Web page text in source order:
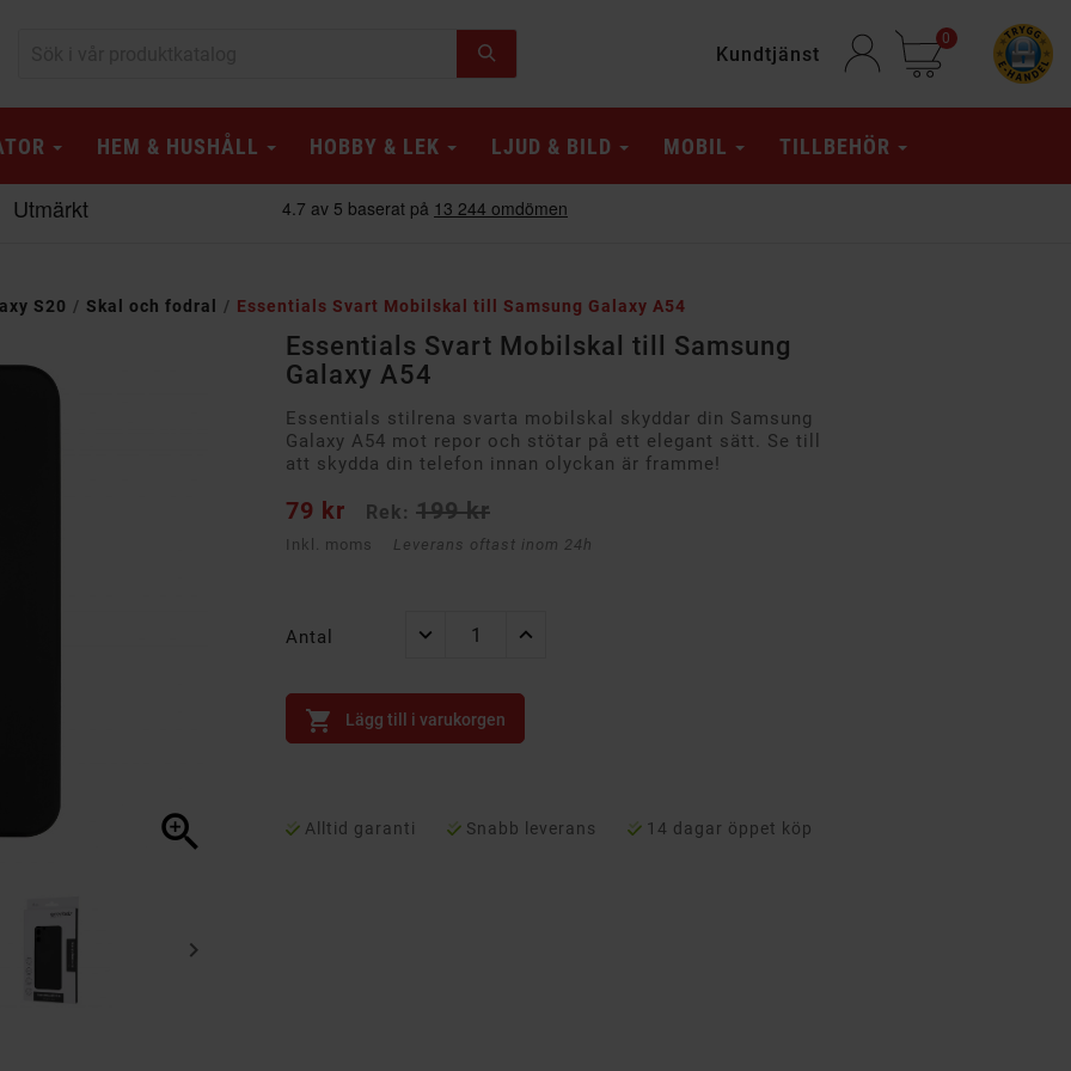
Kundtjänst
0
HEM & HUSHÅLL HOBBY & LEK LJUD & BILD MOBIL TILLBEHÖR
S20 Skal och fodral Essentials Svart Mobilskal till Samsung Galaxy A54


Essentials Svart Mobilskal till Samsung
Galaxy A54
Essentials stilrena svarta mobilskal skyddar din Samsung
Galaxy A54 mot repor och stötar på ett elegant sätt. Se till
att skydda din telefon innan olyckan är framme!
79 kr Rek: 199 kr
Inkl. moms Leverans oftast inom 24h
Antal
 Lägg till i varukorgen
Alltid garanti Snabb leverans 14 dagar öppet köp